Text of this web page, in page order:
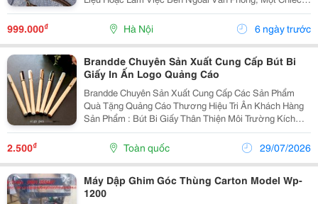
Túi Xách Công Tác Sẽ Giúp Việc Di Chuyển Trở Nên
Thuận Tiện Và Gọn Gàng Hơn. Sản Phẩm Được Thiết...
999.000₫ Hà Nội 6 ngày trước
Brandde Chuyên Sản Xuất Cung Cấp Bút Bi
Giấy In Ấn Logo Quảng Cáo
Brandde Chuyên Sản Xuất Cung Cấp Các Sản Phẩm
Quà Tặng Quảng Cáo Thương Hiệu Tri Ân Khách Hàng
Sản Phẩm : Bút Bi Giấy Thân Thiện Môi Trường Kích
Thước : 14X1Cm, Ngòi Bi : 0,5, 0,7 Logo : In Ấn Theo
Thiết Kế Yêu Cầu Liên Hệ Để Được Tư Vấn
2.500₫ Toàn quốc 29/07/2026
Máy Dập Ghim Góc Thùng Carton Model Wp-
1200